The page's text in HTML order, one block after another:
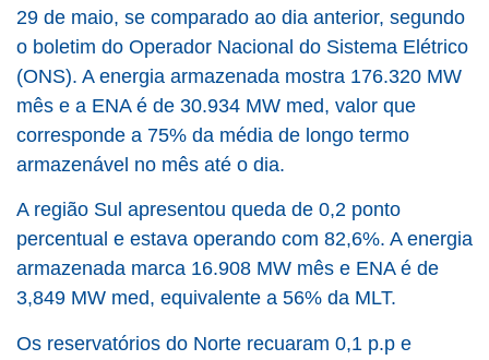
29 de maio, se comparado ao dia anterior, segundo
o boletim do Operador Nacional do Sistema Elétrico
(ONS). A energia armazenada mostra 176.320 MW
mês e a ENA é de 30.934 MW med, valor que
corresponde a 75% da média de longo termo
armazenável no mês até o dia.
A região Sul apresentou queda de 0,2 ponto
percentual e estava operando com 82,6%. A energia
armazenada marca 16.908 MW mês e ENA é de
3,849 MW med, equivalente a 56% da MLT.
Os reservatórios do Norte recuaram 0,1 p.p e